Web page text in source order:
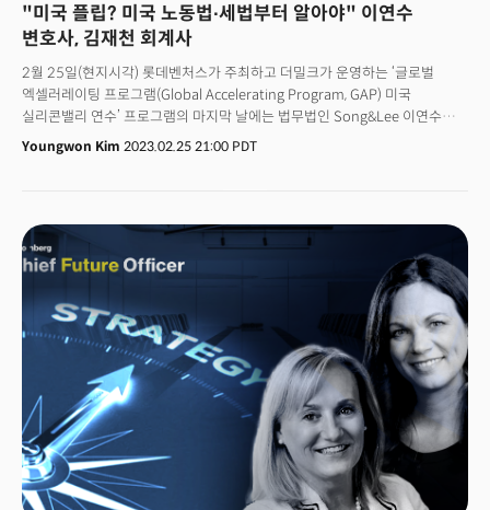
WLD를 지급한 바 있다. 👉 이날 툴스포휴머니티는
월드ID소프트웨어개발키트(SDK)도 공개했다. 월드코인프로토콜을 사용해 웹
Blania) 월드코인 공동창업자는 “우리는 독특한 기술을 통해 배경, 지역,
소득에 관계없이 전 세계 누구나 디지털 및 글로벌 경제에 대한 액세스를
제공하는 것을 목표로 한다”고 말했다.
"미국 플립? 미국 노동법∙세법부터 알아야" 이연수
변호사, 김재천 회계사
2월 25일(현지시각) 롯데벤처스가 주최하고 더밀크가 운영하는 ‘글로벌
엑셀러레이팅 프로그램(Global Accelerating Program, GAP) 미국
실리콘밸리 연수’ 프로그램의 마지막 날에는 법무법인 Song&Lee 이연수
변호사의 ‘미국 진출을 위한 기본적인 법률,’ 그리고 회계법인 에이프리오의
김재천 회계사의 ‘미국 법인 설립 및 이후 과정 회계 문제 미리풀기’라는
시장에서 미국 진출 및 미국에서 처음부터 사업을 시작 하고자 하는
스타트업들을 위해 이 날 행사에서 언급된 몇 가지 핵심 내용을 뽑아 보았다.
Youngwon Kim 2023.02.25 21:00 PDT